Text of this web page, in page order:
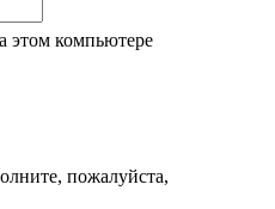
этом компьютере
пожалуйста,